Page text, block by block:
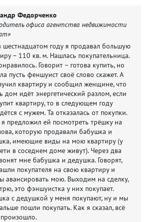
Федорченко
офиса агентства недвижимости
шестнадцатом году я продавал большую
– 110 кв. м. Нашлась покупательница.
Говорит – готова купить, но
пусть феншуист своё слово скажет. А
квартиру и сообщил женщине, что
дом идёт энергетический разлом, если
квартиру, то в следующем году
с мужем. Та отказалась от покупки.
я предложил ей посмотреть трёшку на
которую продавали бабушка и
имеющие виды на мою квартиру (у
в соседнем доме живут). Через два
мне бабушка и дедушка. Говорят,
покупателя на свою квартиру и
авансировать мою. Выходим на сделку,
это фэншуистка у них покупает.
с дедушкой у меня покупают, ну и мы
пошли покупать. Как я сказал, всё